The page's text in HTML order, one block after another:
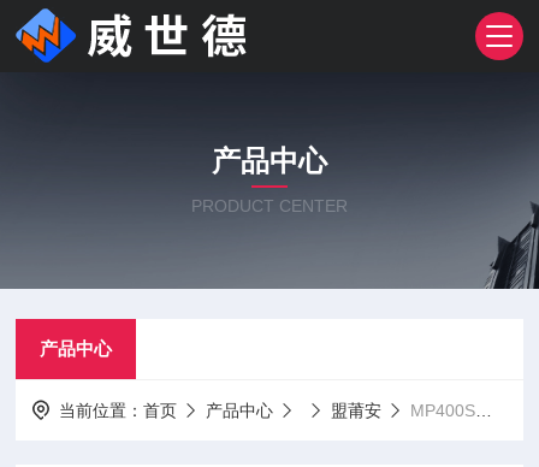
产品中心
PRODUCT CENTER
产品中心
当前位置：首页 产品中心 盟莆安 MP400S盟莆安多气体检测仪